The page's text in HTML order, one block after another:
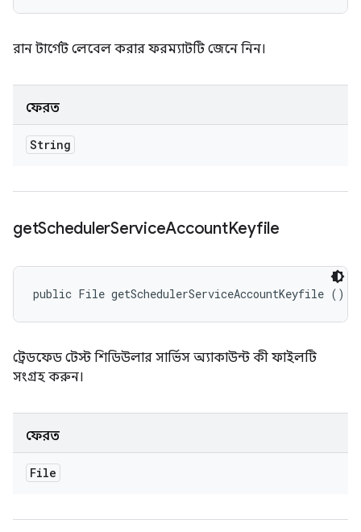
রান টার্গেট লেবেল করার ফরম্যাটটি জেনে নিন।
ফেরত
String
getSchedulerServiceAccountKeyfile
public File getSchedulerServiceAccountKeyfile ()
ট্রেডফেড টেস্ট শিডিউলার সার্ভিস অ্যাকাউন্ট কী ফাইলটি
সংগ্রহ করুন।
ফেরত
File